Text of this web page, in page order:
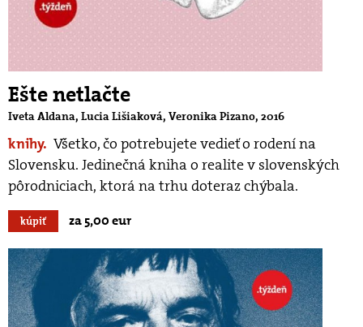
Ešte netlačte
Iveta Aldana, Lucia Lišiaková, Veronika Pizano, 2016
knihy. Všetko, čo potrebujete vedieť o rodení na
Slovensku. Jedinečná kniha o realite v slovenských
pôrodniciach, ktorá na trhu doteraz chýbala.
kúpiť za 5,00 eur